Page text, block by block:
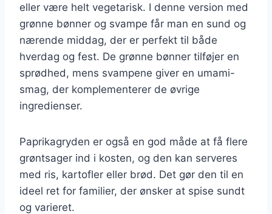
eller være helt vegetarisk. I denne version med
grønne bønner og svampe får man en sund og
nærende middag, der er perfekt til både
hverdag og fest. De grønne bønner tilføjer en
sprødhed, mens svampene giver en umami-
smag, der komplementerer de øvrige
ingredienser.
Paprikagryden er også en god måde at få flere
grøntsager ind i kosten, og den kan serveres
med ris, kartofler eller brød. Det gør den til en
ideel ret for familier, der ønsker at spise sundt
og varieret.